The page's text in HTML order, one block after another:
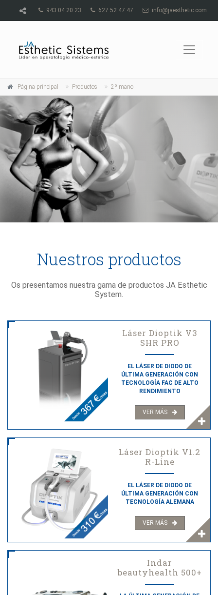
943 04 20 23 627 52 47 47 info@jaesthetic.com
Página principal Productos 2º mano
Nuestros productos
Os presentamos nuestra gama de productos JA Esthetic
System.
Láser Dioptik V3
SHR PRO
EL LÁSER DE DIODO DE
ÚLTIMA GENERACIÓN CON
TECNOLOGÍA FAC DE ALTO
RENDIMIENTO
VER MÁS
Láser Dioptik V1.2
R-Line
EL LÁSER DE DIODO DE
ÚLTIMA GENERACIÓN CON
TECNOLOGÍA ALEMANA
VER MÁS
Indar
beautyhealth 500+